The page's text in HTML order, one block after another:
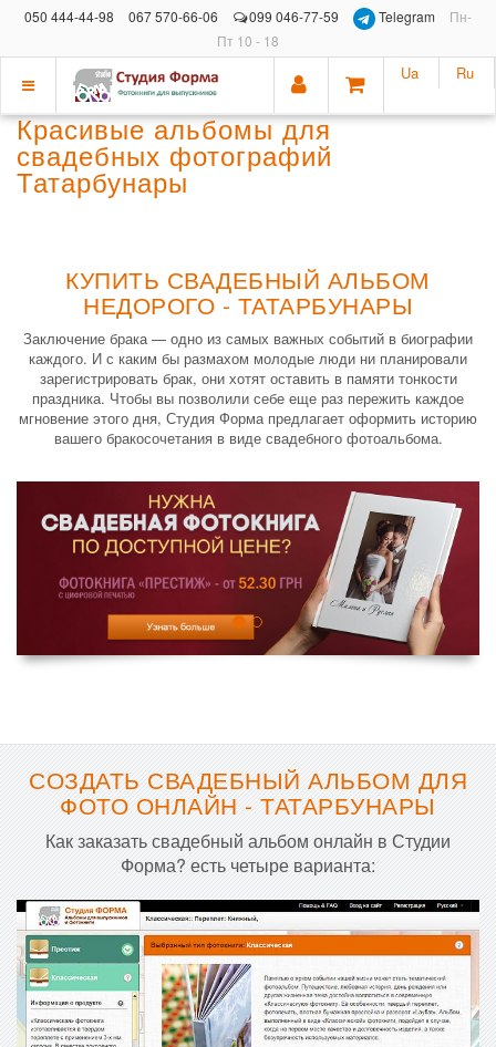
050 444-44-98 067 570-66-06 099 046-77-59 Telegram
Пн-
Пт 10 - 18
Показать
меню
Ua Ru
Красивые альбомы для
свадебных фотографий
Татарбунары
КУПИТЬ СВАДЕБНЫЙ АЛЬБОМ
НЕДОРОГО - ТАТАРБУНАРЫ
Заключение брака — одно из самых важных событий в биографии
каждого. И с каким бы размахом молодые люди ни планировали
зарегистрировать брак, они хотят оставить в памяти тонкости
праздника. Чтобы вы позволили себе еще раз пережить каждое
мгновение этого дня, Студия Форма предлагает оформить историю
вашего бракосочетания в виде свадебного фотоальбома.
СОЗДАТЬ СВАДЕБНЫЙ АЛЬБОМ ДЛЯ
ФОТО ОНЛАЙН - ТАТАРБУНАРЫ
Как заказать свадебный альбом онлайн в Студии
Форма? есть четыре варианта: